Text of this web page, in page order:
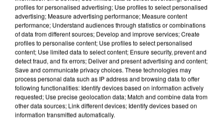
ingérences...
Sollicité, Sébastien Lecornu annonce un "travail
commun" avec les partis à la rentrée.
profiles for personalised advertising; Use profiles to select personalised
advertising; Measure advertising performance; Measure content
performance; Understand audiences through statistics or combinations
of data from different sources; Develop and improve services; Create
profiles to personalise content; Use profiles to select personalised
content; Use limited data to select content; Ensure security, prevent and
detect fraud, and fix errors; Deliver and present advertising and content;
Save and communicate privacy choices. These technologies may
process personal data such as IP address and browsing data to offer
following functionalities: Identify devices based on information actively
requested; Use precise geolocation data; Match and combine data from
other data sources; Link different devices; Identify devices based on
information transmitted automatically.